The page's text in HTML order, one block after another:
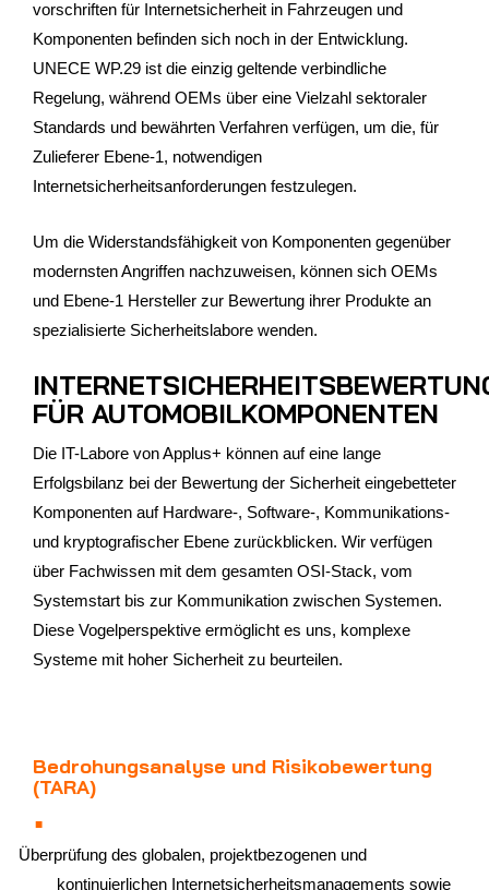
vorschriften für Internetsicherheit in Fahrzeugen und
Komponenten befinden sich noch in der Entwicklung.
UNECE WP.29 ist die einzig geltende verbindliche
Regelung, während OEMs über eine Vielzahl sektoraler
Standards und bewährten Verfahren verfügen, um die, für
Zulieferer Ebene-1, notwendigen
Internetsicherheitsanforderungen festzulegen.
Um die Widerstandsfähigkeit von Komponenten gegenüber
modernsten Angriffen nachzuweisen, können sich OEMs
und Ebene-1 Hersteller zur Bewertung ihrer Produkte an
spezialisierte Sicherheitslabore wenden.
FÜR AUTOMOBILKOMPONENTEN
Die IT-Labore von Applus+ können auf eine lange
Erfolgsbilanz bei der Bewertung der Sicherheit eingebetteter
Komponenten auf Hardware-, Software-, Kommunikations-
und kryptografischer Ebene zurückblicken. Wir verfügen
über Fachwissen mit dem gesamten OSI-Stack, vom
Systemstart bis zur Kommunikation zwischen Systemen.
Diese Vogelperspektive ermöglicht es uns, komplexe
Systeme mit hoher Sicherheit zu beurteilen.
Bedrohungsanalyse und Risikobewertung
(TARA)
Überprüfung des globalen, projektbezogenen und
kontinuierlichen Internetsicherheitsmanagements sowie